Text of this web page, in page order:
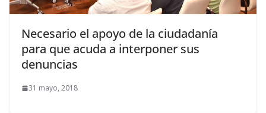
Necesario el apoyo de la ciudadanía
para que acuda a interponer sus
denuncias
31 mayo, 2018